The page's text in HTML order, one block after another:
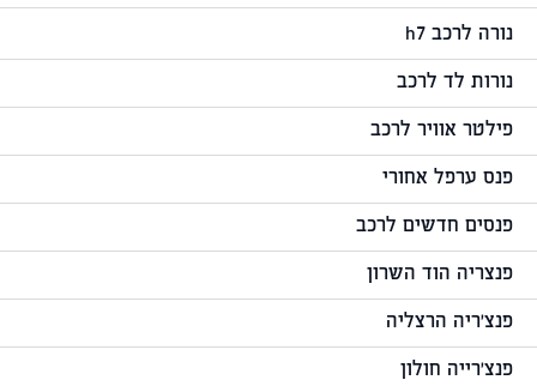
נורה לרכב h7
נורות לד לרכב
פילטר אוויר לרכב
פנס ערפל אחורי
פנסים חדשים לרכב
פנצריה הוד השרון
פנצ'ריה הרצליה
פנצ'רייה חולון